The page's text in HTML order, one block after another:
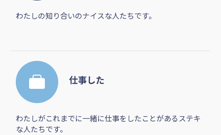
わたしの知り合いのナイスな人たちです。
仕事した
わたしがこれまでに一緒に仕事をしたことがあるステキ
な人たちです。